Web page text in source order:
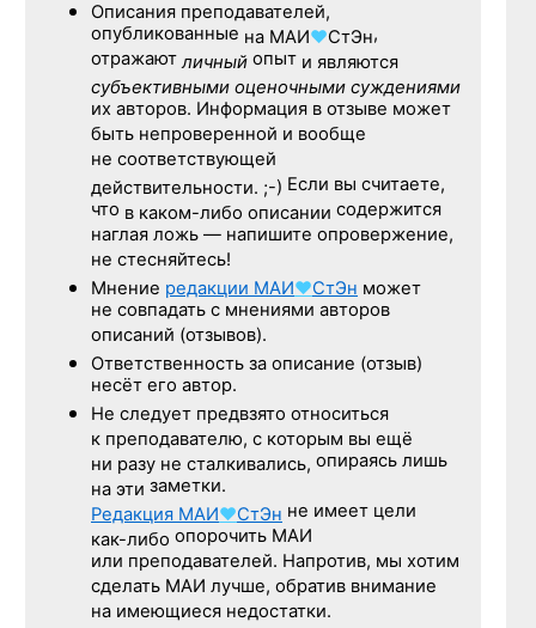
Описания преподавателей,
опубликованные на МАИ♥СтЭн,
отражаютличный опыт и являются
субъективными оценочными суждениями
их авторов. Информация в отзыве может
быть непроверенной и вообще
не соответствующей
действительности. ;-) Если вы считаете,
что в каком-либо описании содержится
наглая ложь — напишите опровержение,
не стесняйтесь!
Мнение редакции МАИ♥СтЭн может
не совпадать с мнениями авторов
описаний (отзывов).
Ответственность за описание (отзыв)
несёт его автор.
Не следует предвзято относиться
к преподавателю, с которым вы ещё
ни разу не сталкивались, опираясь лишь
на эти заметки.
Редакция МАИ♥СтЭн не имеет цели
как-либо опорочить МАИ
или преподавателей. Напротив, мы хотим
сделать МАИ лучше, обратив внимание
на имеющиеся недостатки.